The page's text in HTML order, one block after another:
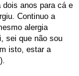
dois anos para cá e
Continuo a
alergia
sei que não sou
isto, estar a